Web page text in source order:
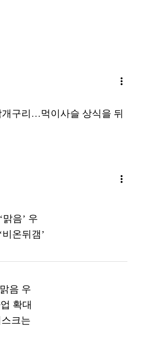
more_vert
구리…먹이사슬 상식을 뒤
more_vert
음’ 우
온뒤갬’
음 우
확대
스크는